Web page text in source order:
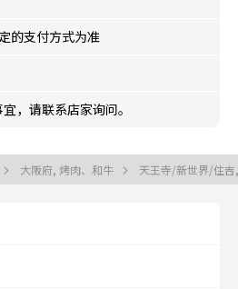
的支付方式为准
，请联系店家询问。
大阪府, 烤肉、和牛 天王寺/新世界/住